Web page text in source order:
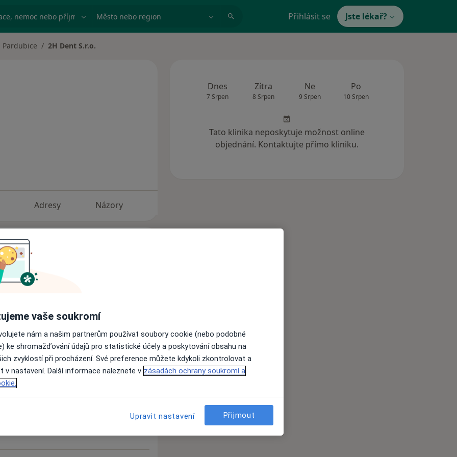
nemoc nebo příjmení Město nebo region Přihlásit se Jste lékař?
města
Pardubice 2H Dent S.r.o.
Adresy Názory
které poskytuje komplexní zubní
stresu v pohodlí a přátelské
Vás zbavili zbytečného strachu z
na nedostatku informací a na
21.století nepatří.
v oblasti moderních léčebných
dalším problémům. To znamená,
objednán na vstupní komplexní
stavem svého chrupu a s
plánu.
Dnes
7 Srpen
Zítra
8 Srpen
Ne
9 Srpen
Po
10 Srpen
Tato klinika neposkytuje možnost online
objednání. Kontaktujte přímo kliniku.
vaše soukromí
nám a našim partnerům používat soubory cookie (nebo podobné
ke shromažďování údajů pro statistické účely a poskytování obsahu na
zvyklostí při procházení. Své preference můžete kdykoli zkontrolovat a
v nastavení. Další informace naleznete v zásadách ochrany soukromí a
Upravit nastavení Přijmout